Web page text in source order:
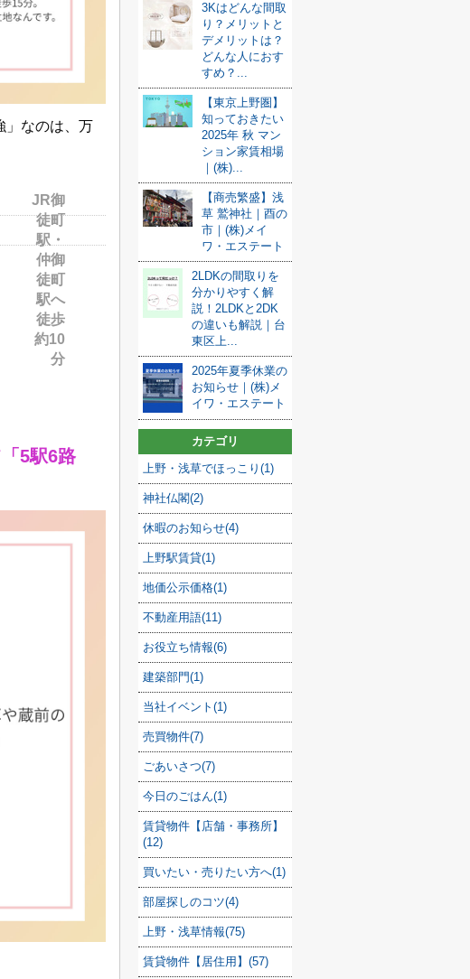
」なのは、万
JR御
徒町
駅・
仲御
徒町
駅へ
徒歩
約10
分
5駅6路
3Kはどんな間取
り？メリットと
デメリットは？
どんな人におす
すめ？...
【東京上野圏】
知っておきたい
2025年 秋 マン
ション家賃相場
｜(株)...
【商売繁盛】浅
草 鷲神社｜酉の
市｜(株)メイ
ワ・エステート
2LDKの間取りを
分かりやすく解
説！2LDKと2DK
の違いも解説｜台
東区上...
2025年夏季休業の
お知らせ｜(株)メ
イワ・エステート
カテゴリ
上野・浅草でほっこり(1)
神社仏閣(2)
休暇のお知らせ(4)
上野駅賃貸(1)
地価公示価格(1)
不動産用語(11)
お役立ち情報(6)
建築部門(1)
当社イベント(1)
売買物件(7)
ごあいさつ(7)
今日のごはん(1)
賃貸物件【店舗・事務所】
(12)
買いたい・売りたい方へ(1)
部屋探しのコツ(4)
上野・浅草情報(75)
賃貸物件【居住用】(57)